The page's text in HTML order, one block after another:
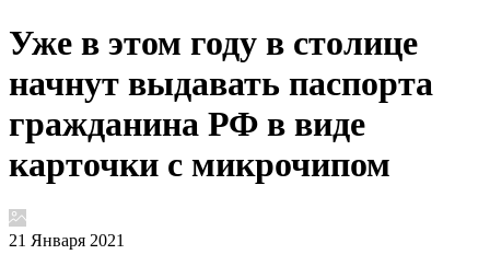
Уже в этом году в столице
начнут выдавать паспорта
гражданина РФ в виде
карточки с микрочипом
21 Января 2021